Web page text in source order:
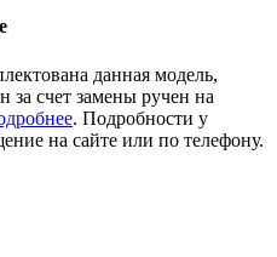
данная модель,
за счет замены ручен на
. Подробности у
на сайте или по телефону.